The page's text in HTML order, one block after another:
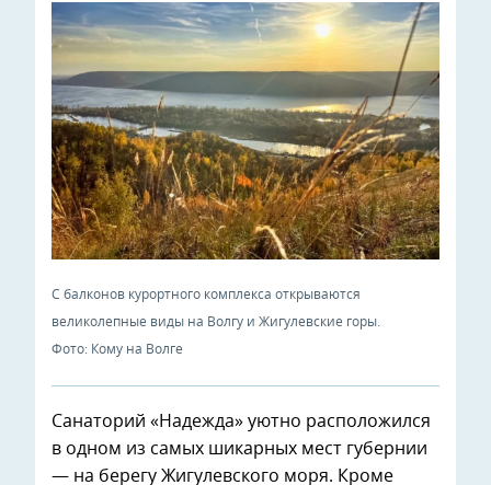
С балконов курортного комплекса открываются
великолепные виды на Волгу и Жигулевские горы.
Фото: Кому на Волге
Санаторий «Надежда» уютно расположился
в одном из самых шикарных мест губернии
— на берегу Жигулевского моря. Кроме